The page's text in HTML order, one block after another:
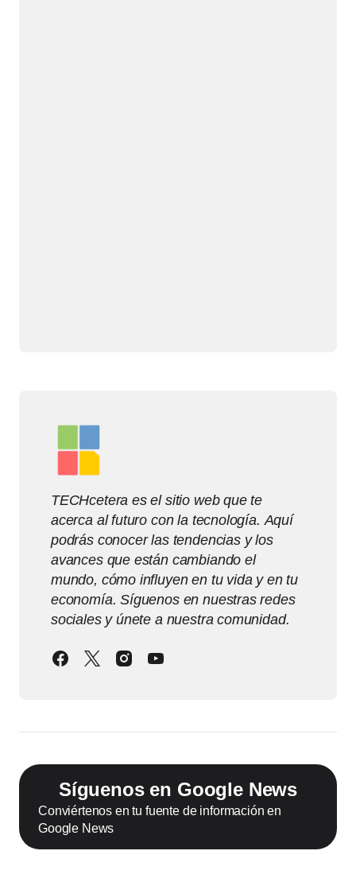
TECHcetera es el sitio web que te
acerca al futuro con la tecnología. Aquí
podrás conocer las tendencias y los
avances que están cambiando el
mundo, cómo influyen en tu vida y en tu
economía. Síguenos en nuestras redes
sociales y únete a nuestra comunidad.
Síguenos en Google News
Conviértenos en tu fuente de información en
Google News